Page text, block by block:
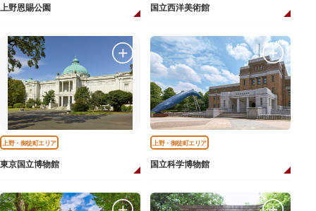
上野恩賜公園 国立西洋美術館
上野・御徒町エリア
東京国立博物館
上野・御徒町エリア
国立科学博物館